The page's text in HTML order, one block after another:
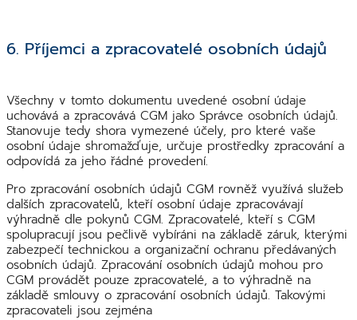
6. Příjemci a zpracovatelé osobních údajů
Všechny v tomto dokumentu uvedené osobní údaje
uchovává a zpracovává CGM jako Správce osobních údajů.
Stanovuje tedy shora vymezené účely, pro které vaše
osobní údaje shromažďuje, určuje prostředky zpracování a
odpovídá za jeho řádné provedení.
Pro zpracování osobních údajů CGM rovněž využívá služeb
dalších zpracovatelů, kteří osobní údaje zpracovávají
výhradně dle pokynů CGM. Zpracovatelé, kteří s CGM
spolupracují jsou pečlivě vybíráni na základě záruk, kterými
zabezpečí technickou a organizační ochranu předávaných
osobních údajů. Zpracování osobních údajů mohou pro
CGM provádět pouze zpracovatelé, a to výhradně na
základě smlouvy o zpracování osobních údajů. Takovými
zpracovateli jsou zejména